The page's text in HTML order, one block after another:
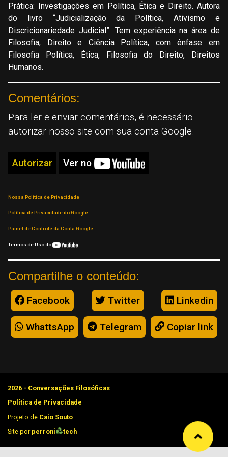
Prática: Investigações em Política, Ética e Direito. Autora
do livro “Judicialização da Política, Ativismo e
Discricionariedade Judicial”. Tem experiência na área de
Filosofia, Direito e Ciência Política, com ênfase em
Filosofia Política, Ética, Filosofia do Direito, Direitos
Humanos.
Comentários:
Para ler e enviar comentários, é necessário
autorizar nosso site com sua conta Google.
Autorizar Ver no
Nossa Política de Privacidade
Política de Privacidade do Google
Painel de Controle da Conta Google
Termos de Uso do
Compartilhe o conteúdo:
Facebook Twitter Linkedin
WhattsApp Telegram Copiar link
2026 - Conversações Filosóficas
Política de Privacidade
Projeto de Caio Souto
Site por perroni tech